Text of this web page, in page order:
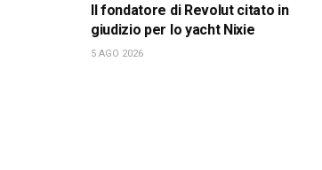
Il fondatore di Revolut citato in
giudizio per lo yacht Nixie
5 AGO 2026